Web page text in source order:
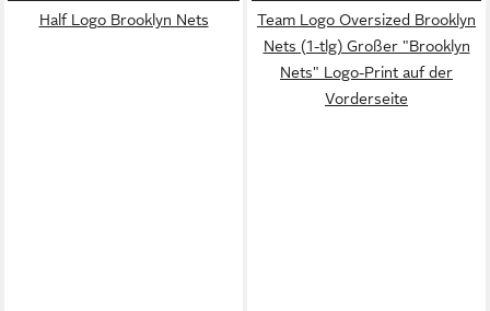
Half Logo Brooklyn Nets
Team Logo Oversized Brooklyn
Nets (1-tlg) Großer "Brooklyn
Nets" Logo-Print auf der
Vorderseite